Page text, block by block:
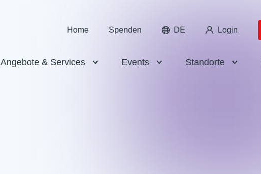
Home Spenden DE Login
Angebote & Services Events Standorte